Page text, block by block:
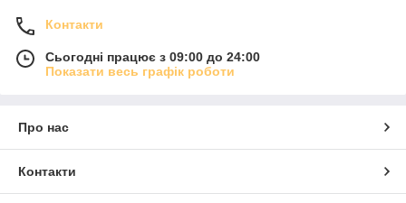
Контакти
Сьогодні працює з 09:00 до 24:00
Показати весь графік роботи
Про нас
Контакти